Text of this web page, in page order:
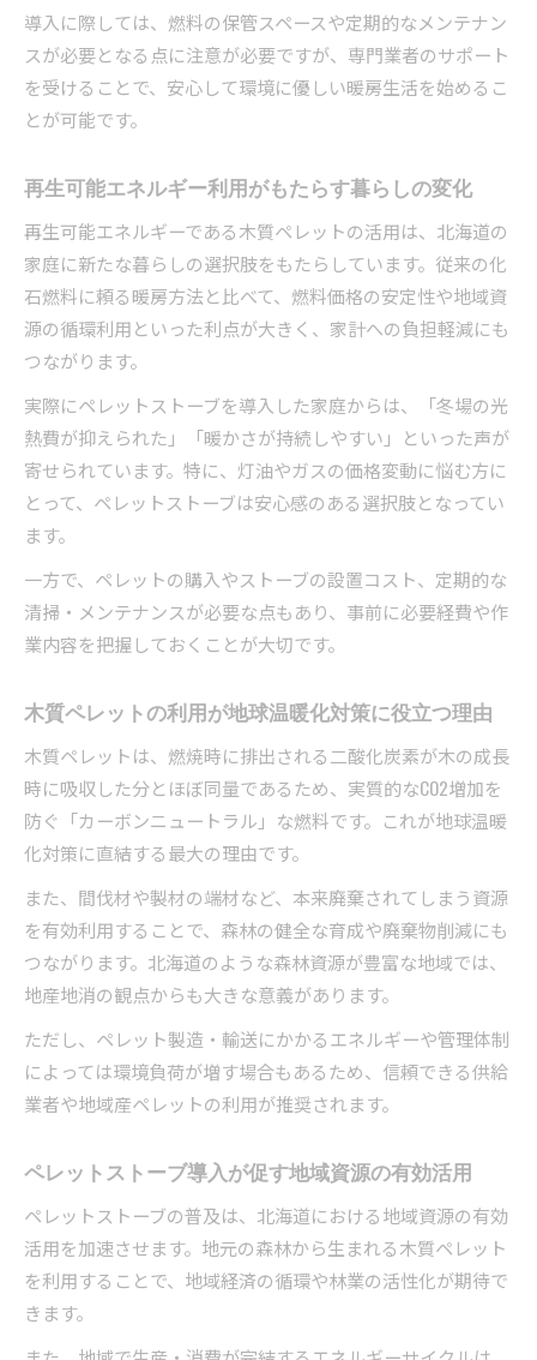
導入に際しては、燃料の保管スペースや定期的なメンテナン
スが必要となる点に注意が必要ですが、専門業者のサポート
を受けることで、安心して環境に優しい暖房生活を始めるこ
とが可能です。
再生可能エネルギー利用がもたらす暮らしの変化
再生可能エネルギーである木質ペレットの活用は、北海道の
家庭に新たな暮らしの選択肢をもたらしています。従来の化
石燃料に頼る暖房方法と比べて、燃料価格の安定性や地域資
源の循環利用といった利点が大きく、家計への負担軽減にも
つながります。
実際にペレットストーブを導入した家庭からは、「冬場の光
熱費が抑えられた」「暖かさが持続しやすい」といった声が
寄せられています。特に、灯油やガスの価格変動に悩む方に
とって、ペレットストーブは安心感のある選択肢となってい
ます。
一方で、ペレットの購入やストーブの設置コスト、定期的な
清掃・メンテナンスが必要な点もあり、事前に必要経費や作
業内容を把握しておくことが大切です。
木質ペレットの利用が地球温暖化対策に役立つ理由
木質ペレットは、燃焼時に排出される二酸化炭素が木の成長
時に吸収した分とほぼ同量であるため、実質的なCO2増加を
防ぐ「カーボンニュートラル」な燃料です。これが地球温暖
化対策に直結する最大の理由です。
また、間伐材や製材の端材など、本来廃棄されてしまう資源
を有効利用することで、森林の健全な育成や廃棄物削減にも
つながります。北海道のような森林資源が豊富な地域では、
地産地消の観点からも大きな意義があります。
ただし、ペレット製造・輸送にかかるエネルギーや管理体制
によっては環境負荷が増す場合もあるため、信頼できる供給
業者や地域産ペレットの利用が推奨されます。
ペレットストーブ導入が促す地域資源の有効活用
ペレットストーブの普及は、北海道における地域資源の有効
活用を加速させます。地元の森林から生まれる木質ペレット
を利用することで、地域経済の循環や林業の活性化が期待で
きます。